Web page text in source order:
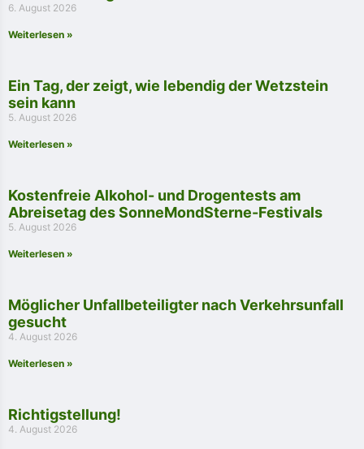
6. August 2026
Weiterlesen »
Ein Tag, der zeigt, wie lebendig der Wetzstein
sein kann
5. August 2026
Weiterlesen »
Kostenfreie Alkohol- und Drogentests am
Abreisetag des SonneMondSterne-Festivals
5. August 2026
Weiterlesen »
Möglicher Unfallbeteiligter nach Verkehrsunfall
gesucht
4. August 2026
Weiterlesen »
Richtigstellung!
4. August 2026